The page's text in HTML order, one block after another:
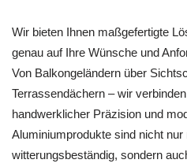
Wir bieten Ihnen maßgefertigte
genau auf Ihre Wünsche und
Von Balkongeländern über
Terrassendächern – wir
handwerklicher Präzision und
Aluminiumprodukte sind nicht nur
witterungsbeständig, sondern